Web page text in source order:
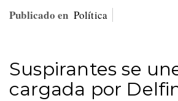
Publicado en Política
Suspirantes se
cargada por